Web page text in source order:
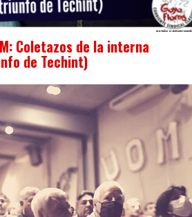
Coletazos de la interna
de Techint)